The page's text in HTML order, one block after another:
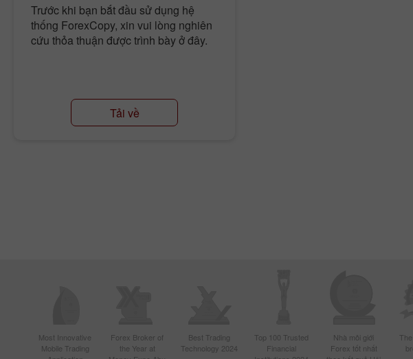
Trước khi bạn bắt đầu sử dụng hệ
thống ForexCopy, xin vui lòng nghiên
cứu thỏa thuận được trình bày ở đây.
Tải về
Most Innovative
Mobile Trading
Forex Broker of
the Year at
Best Trading
Technology 2024
Top 100 Trusted
Financial
Nhà môi giới
Forex tốt nhất